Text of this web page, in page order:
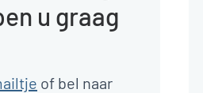
u graag
of bel naar